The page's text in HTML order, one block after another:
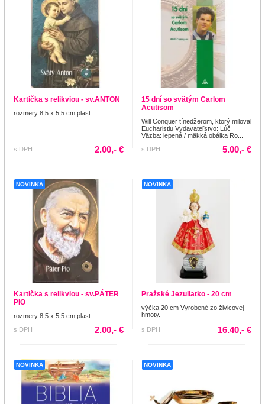
Kartička s relikviou - sv.ANTON
rozmery 8,5 x 5,5 cm plast
s DPH 2.00,- €
15 dní so svätým Carlom
Acutisom
Will Conquer tínedžerom, ktorý miloval
Eucharistiu Vydavateľstvo: Lúč
Väzba: lepená / mäkká obálka Ro...
s DPH
5.00,- €
NOVINKA
Kartička s relikviou - sv.PÁTER
PIO
rozmery 8,5 x 5,5 cm plast
s DPH
2.00,- €
NOVINKA
Pražské Jezuliatko - 20 cm
výčka 20 cm Vyrobené zo živicovej
hmoty.
s DPH 16.40,- €
NOVINKA NOVINKA